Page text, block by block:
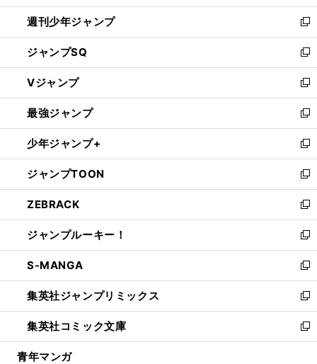
開
く
週刊少年ジャンプ
新
し
い
ウ
ィ
ン
ド
ウ
で
開
く
ジャンプSQ
新
し
い
ウ
ィ
ン
ド
ウ
で
開
く
Vジャンプ
新
し
い
ウ
ィ
ン
ド
ウ
で
開
く
最強ジャンプ
新
し
い
ウ
ィ
ン
ド
ウ
で
開
く
少年ジャンプ+
新
し
い
ウ
ィ
ン
ド
ウ
で
開
く
ジャンプTOON
新
し
い
ウ
ィ
ン
ド
ウ
で
開
く
ZEBRACK
新
し
い
ウ
ィ
ン
ド
ウ
で
開
ジャンプルーキー！
新
し
い
ウ
ィ
ン
ド
ウ
S-MANGA
新
し
い
ウ
ィ
ン
集英社ジャンプリミックス
新
し
い
ウ
集英社コミック文庫
新
し
青年マンガ